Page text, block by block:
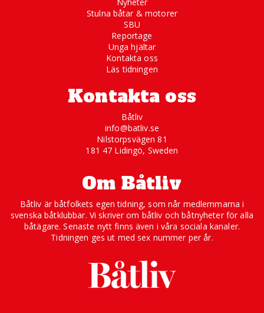
Stulna båtar & motorer
SBU
Reportage
Unga hjältar
Kontakta oss
Läs tidningen
Kontakta oss
Båtliv
info@batliv.se
Nilstorpsvägen 81
181 47 Lidingö, Sweden
Om Båtliv
Båtliv är båtfolkets egen tidning, som når medlemmarna i
svenska båtklubbar. Vi skriver om båtliv och båtnyheter för alla
båtägare. Senaste nytt finns även i våra sociala kanaler.
Tidningen ges ut med sex nummer per år.